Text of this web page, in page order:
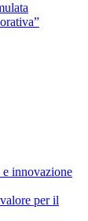
innovazione
per il